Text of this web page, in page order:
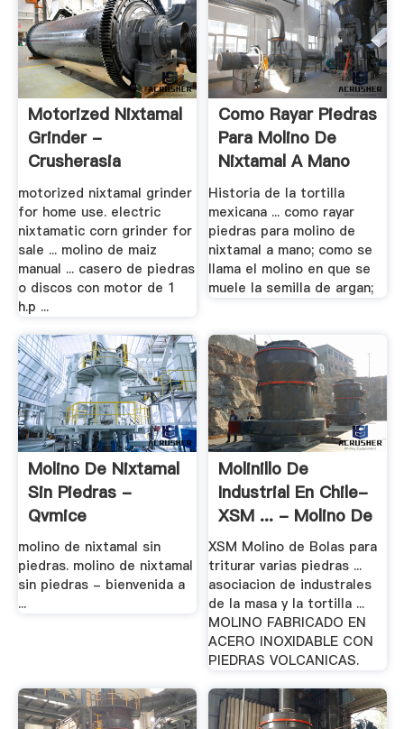
Motorized Nixtamal
Grinder -
Crusherasia
motorized nixtamal grinder
for home use. electric
nixtamatic corn grinder for
sale ... molino de maiz
manual ... casero de piedras
o discos con motor de 1
h.p ...
Como Rayar Piedras
Para Molino De
Nixtamal A Mano
Historia de la tortilla
mexicana ... como rayar
piedras para molino de
nixtamal a mano; como se
llama el molino en que se
muele la semilla de argan;
Molino De Nixtamal
Sin Piedras -
Qvmice
molino de nixtamal sin
piedras. molino de nixtamal
sin piedras - bienvenida a
...
Molinillo De
Industrial En Chile-
XSM ... - Molino De
.
XSM Molino de Bolas para
triturar varias piedras ...
asociacion de industrales
de la masa y la tortilla ...
MOLINO FABRICADO EN
ACERO INOXIDABLE CON
PIEDRAS VOLCANICAS.